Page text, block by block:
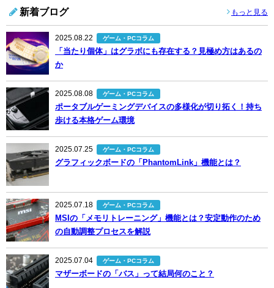
新着ブログ もっと見る
2025.08.22 ゲーム・PCコラム
「当たり個体」はグラボにも存在する？見極め方はあるの
か
2025.08.08 ゲーム・PCコラム
ポータブルゲーミングデバイスの多様化が切り拓く！持ち
歩ける本格ゲーム環境
2025.07.25 ゲーム・PCコラム
グラフィックボードの「PhantomLink」機能とは？
2025.07.18 ゲーム・PCコラム
MSIの「メモリトレーニング」機能とは？安定動作のため
の自動調整プロセスを解説
2025.07.04 ゲーム・PCコラム
マザーボードの「バス」って結局何のこと？